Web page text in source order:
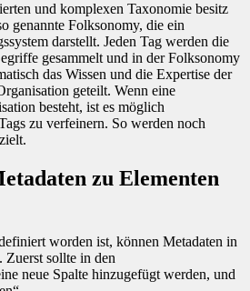
und komplexen Taxonomie besitz
genannte Folksonomy, die ein
darstellt. Jeden Tag werden die
gesammelt und in der Folksonomy
das Wissen und die Expertise der
geteilt. Wenn eine
besteht, ist es möglich
zu verfeinern. So werden noch
zu Elementen
worden ist, können Metadaten in
Zuerst sollte in den
neue Spalte hinzugefügt werden, und